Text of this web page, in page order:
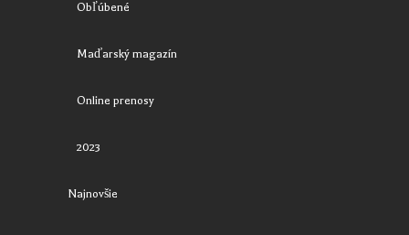
Obľúbené
Maďarský magazín
Online prenosy
2023
Najnovšie